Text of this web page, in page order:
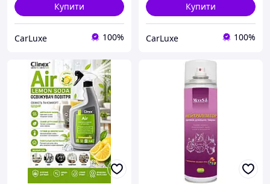
Купити
CarLuxe 100%
Купити
CarLuxe 100%